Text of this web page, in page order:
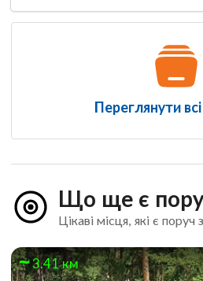
Переглянути
Що ще є
Цікаві місця, які є
3.41 км